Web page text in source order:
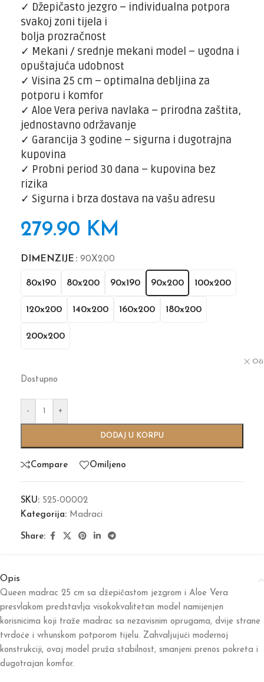
✓ Džepičasto jezgro – individualna potpora
svakoj zoni tijela i
bolja prozračnost
✓ Mekani / srednje mekani model – ugodna i
opuštajuća udobnost
✓ Visina 25 cm – optimalna debljina za
potporu i komfor
✓ Aloe Vera periva navlaka – prirodna zaštita,
jednostavno održavanje
✓ Garancija 3 godine – sigurna i dugotrajna
kupovina
✓ Probni period 30 dana – kupovina bez
rizika
✓ Sigurna i brza dostava na vašu adresu
279.90 KM
DIMENZIJE 90X200
80x190 80x200 90x190 90x200 100x200
120x200 140x200 160x200 180x200
200x200
Dostupno
- +
DODAJ U KORPU
Compare Omiljeno
SKU: 525-00002
Kategorija: Madraci
Share:
Opis
Queen madrac 25 cm sa džepičastom jezgrom i Aloe Vera
presvlakom predstavlja visokokvalitetan model namijenjen
korisnicima koji traže madrac sa nezavisnim oprugama, dvije strane
tvrdoće i vrhunskom potporom tijelu. Zahvaljujući modernoj
konstrukciji, ovaj model pruža stabilnost, smanjeni prenos pokreta i
dugotrajan komfor.